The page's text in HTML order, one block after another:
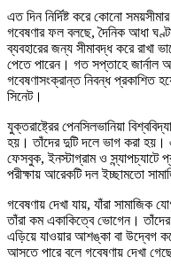
এত দিন নির্দিষ্ট করে কোনো
গবেষণার ফল বলছে, দৈনিক আধা
ব্যবহারের জন্য সীমাবদ্ধ করে
পেতে পারেন। গত সপ্তাহে জার্নাল
গবেষণাসংক্রান্ত নিবন্ধ প্রকাশিত
সিনেট।
যুক্তরাষ্ট্রের পেনসিলভানিয়া
হয়। তাঁদের দুটি দলে ভাগ করা হয়।
ফেসবুক, ইনস্টাগ্রাম ও স্ন্যাপচ্যাটে
পরীক্ষায় আরেকটি দল ইচ্ছামতো
গবেষণায় দেখা যায়, যাঁরা সামাজিক
তাঁরা কম একাকিত্বে ভোগেন।
এড়িয়ে যাওয়ার আশঙ্কা বা উদ্বেগ
আসতে পারে বলে গবেষণায় দেখা